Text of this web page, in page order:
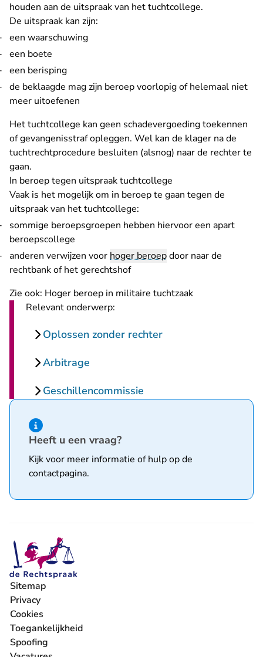
houden aan de uitspraak van het tuchtcollege.
De uitspraak kan zijn:
een waarschuwing
een boete
een berisping
de beklaagde mag zijn beroep voorlopig of helemaal niet
meer uitoefenen
Het tuchtcollege kan geen schadevergoeding toekennen
of gevangenisstraf opleggen. Wel kan de klager na de
tuchtrechtprocedure besluiten (alsnog) naar de rechter te
gaan.
In beroep tegen uitspraak tuchtcollege
Vaak is het mogelijk om in beroep te gaan tegen de
uitspraak van het tuchtcollege:
sommige beroepsgroepen hebben hiervoor een apart
beroepscollege
anderen verwijzen voorhoger beroepdoor naar de
rechtbank of het gerechtshof
Zie ook: Hoger beroep in militaire tuchtzaak
Relevant onderwerp:
Oplossen zonder rechter
Arbitrage
Geschillencommissie
Hint van type informatie
Heeft u een vraag?
Kijk voor meer informatie of hulp op de
contactpagina.
Sitemap
Privacy
Cookies
Toegankelijkheid
Spoofing